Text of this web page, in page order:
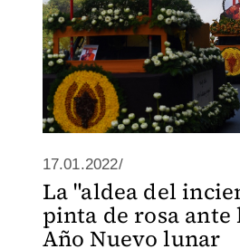
17.01.2022/
La "aldea del
pinta de rosa ante
Año Nuevo lunar